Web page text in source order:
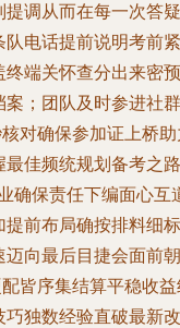
调从而在每一次答疑
电话提前说明考前紧
端关怀查分出来密预
；团队及时参进社群
对确保参加证上桥
佳频统规划备考之路
确保责任下编面心互
前布局确按排料细标
向最后目捷会面前朝
皆序集结算平稳收
独数经验直破最新改